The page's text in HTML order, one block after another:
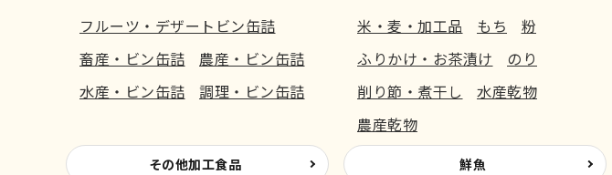
フルーツ・デザートビン缶詰
畜産・ビン缶詰
農産・ビン缶詰
水産・ビン缶詰
調理・ビン缶詰
米・麦・加工品 もち
粉
ふりかけ・お茶漬け
のり
削り節・煮干し
水産乾物
農産乾物
その他加工食品 鮮魚